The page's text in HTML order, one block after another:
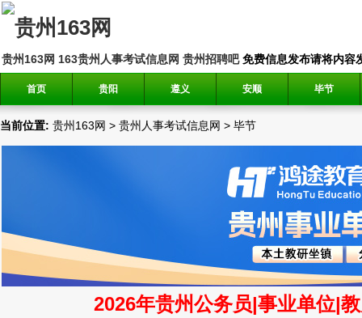
贵州163网 163贵州人事考试信息网 贵州招聘吧免费信息发布请将内容
首页 贵阳 遵义 安顺 毕节
当前位置: 贵州163网 > 贵州人事考试信息网 > 毕节